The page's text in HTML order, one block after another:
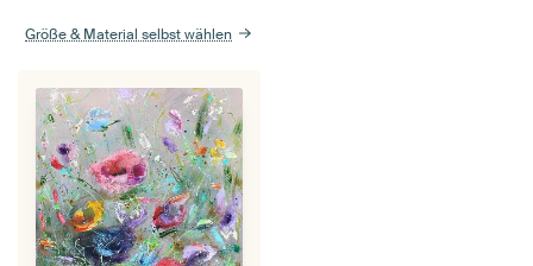
Größe & Material selbst wählen